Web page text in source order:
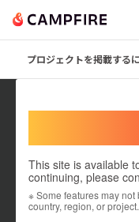
プロジェクトを掲載する
This site is available
continuing, please
※ Some features may
country, region, or project.